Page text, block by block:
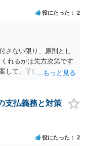
役にたった 2
さない限り、原則とし
れるかは先方次第です
して、了解してもらえ
支払義務と対策
役にたった 2